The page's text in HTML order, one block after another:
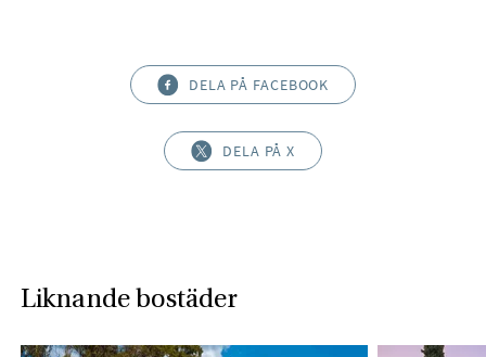
DELA PÅ FACEBOOK
DELA PÅ X
Liknande bostäder